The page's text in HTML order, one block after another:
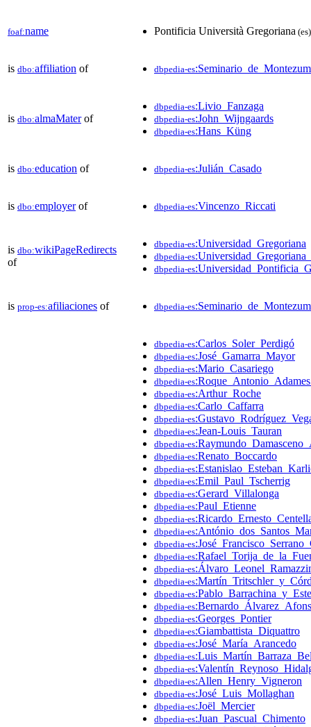
foaf:name Pontificia Università Gregoriana (es)
is dbo:affiliation of dbpedia-es
is dbo:almaMaterof
dbpedia-es:Livio_Fanzaga
dbpedia-es:John_Wijngaards
dbpedia-es:Hans_Küng
is dbo:education of dbpedia-es:Julián_Casado
is dbo:employerof dbpedia-es:Vincenzo_Riccati
is dbo:wikiPageRedirects
of
dbpedia-es:Universidad_Gregoriana
dbpedia-es
dbpedia-es
is prop-es:afiliaciones of dbpedia-es
dbpedia-es:Carlos_Soler_Perdigó
dbpedia-es:José_Gamarra_Mayor
dbpedia-es:Mario_Casariego
dbpedia-es
dbpedia-es:Arthur_Roche
dbpedia-es:Carlo_Caffarra
dbpedia-es
dbpedia-es:Jean-Louis_Tauran
dbpedia-es
dbpedia-es:Renato_Boccardo
dbpedia-es
dbpedia-es:Emil_Paul_Tscherrig
dbpedia-es:Gerard_Villalonga
dbpedia-es:Paul_Etienne
dbpedia-es
dbpedia-es
dbpedia-es
dbpedia-es
dbpedia-es
dbpedia-es
dbpedia-es
dbpedia-es
dbpedia-es:Georges_Pontier
dbpedia-es:Giambattista_Diquattro
dbpedia-es:José_María_Arancedo
dbpedia-es
dbpedia-es
dbpedia-es:Allen_Henry_Vigneron
dbpedia-es:José_Luis_Mollaghan
dbpedia-es:Joël_Mercier
dbpedia-es:Juan_Pascual_Chimento